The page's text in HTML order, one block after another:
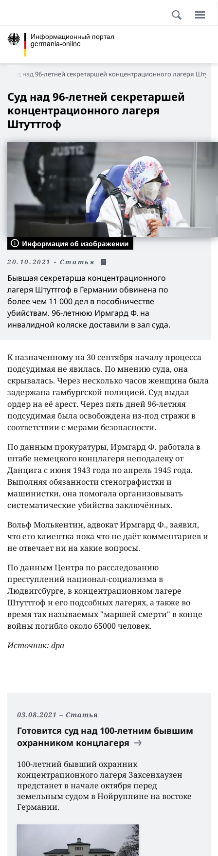
Информационный портал
germania-online
Суд над 96-летней секретаршей концентрационного лагеря
Суд над 96-летней секретаршей
концентрационного лагеря
Штуттгоф
Информация об изображении
20.10.2021 - Статья
Бывшая секретарша концентрационного
лагеря Штуттгоф в Германии обвинена по
более чем 11 000 дел в пособничестве
убийствам. 96-летнюю Ирмгард Ф. на
инвалидной коляске доставили в зал суда.
К назначенному на 30 сентября началу процесса
подсудимая не явилась. По мнению суда, она
скрывалась. Через несколько часов женщина была
задержана гамбургской полицией. Суд выдал
ордер на её арест. Через пять дней 96-летняя
подсудимая была освобождена из-под стражи в
соответствии с мерами безопасности.
По данным прокуратуры, Ирмгард Ф. работала в
штабе немецкого концлагеря неподалеку от
Данцига с июня 1943 года по апрель 1945 года.
Выполняя обязанности стенографистки и
машинистки, она помогала организовывать
систематические убийства заключённых.
Вольф Молькентин, адвокат Ирмгард Ф., заявил,
что его клиентка пока что не даёт комментариев и
не отвечает ни на какие вопросы.
По данным Центра по расследованию
преступлений национал-социализма в
Людвигсбурге, в концентрационном лагере
Штуттгоф и его подсобных лагерях, а также во
время так называемых "маршей смерти" в конце
войны погибло около 65000 человек.
Источник: dpa
03.08.2021 Статья
Готовится суд над 100-летним бывшим
охранником концлагеря
100-летний бывший охранник
концентрационного лагеря Заксенхаузен
предстанет в начале октября перед
земельным судом в Нойруппине на востоке
Германии.